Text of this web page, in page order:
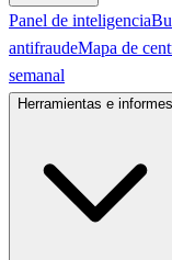
Panel de inteligencia
antifraudeMapa de
semanal
Herramientas e informes